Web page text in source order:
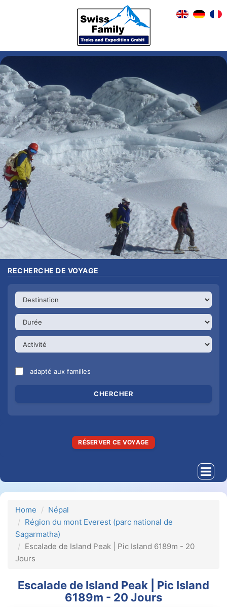
RECHERCHE DE VOYAGE
adapté aux familles
RÉSERVER CE VOYAGE
Home
Népal
Région du mont Everest (parc national de
Sagarmatha)
Escalade de Island Peak | Pic Island 6189m - 20
Jours
Escalade de Island Peak | Pic Island
6189m - 20 Jours